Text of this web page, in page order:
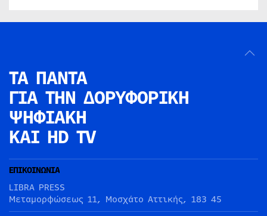
ΤΑ ΠΑΝΤΑ
ΓΙΑ ΤΗΝ ΔΟΡΥΦΟΡΙΚΗ
ΨΗΦΙΑΚΗ
ΚΑΙ HD TV
ΕΠΙΚΟΙΝΩΝΙΑ
LIBRA PRESS
Μεταμορφώσεως 11, Μοσχάτο Αττικής, 183 45